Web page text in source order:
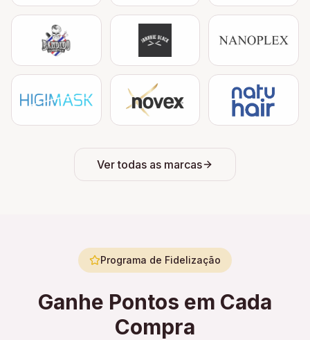
Ver todas as marcas
Programa de Fidelização
Ganhe Pontos em Cada
Compra